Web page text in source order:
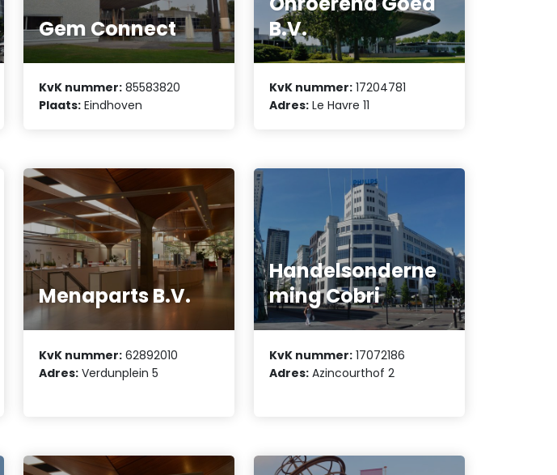
Gem Connect
KvK nummer: 85583820
Plaats: Eindhoven
B.V.
KvK nummer: 17204781
Adres: Le Havre 11
Menaparts B.V.
KvK nummer: 62892010
Adres: Verdunplein 5
Handelsonderne
ming Cobri
KvK nummer: 17072186
Adres: Azincourthof 2